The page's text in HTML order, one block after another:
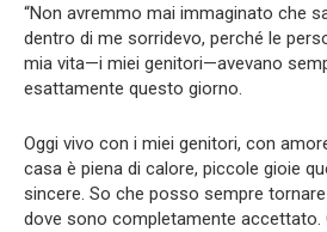
“Non avremmo mai immaginato che
dentro di me sorridevo, perché le
mia vita—i miei genitori—avevano
esattamente questo giorno.
Oggi vivo con i miei genitori, con
casa è piena di calore, piccole gioie
sincere. So che posso sempre
dove sono completamente accettato.